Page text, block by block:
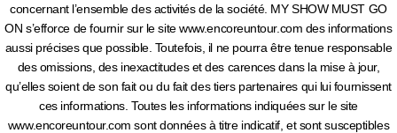
concernant l’ensemble des activités de la société. MY SHOW MUST GO
ON s’efforce de fournir sur le site www.encoreuntour.com des informations
aussi précises que possible. Toutefois, il ne pourra être tenue responsable
des omissions, des inexactitudes et des carences dans la mise à jour,
qu’elles soient de son fait ou du fait des tiers partenaires qui lui fournissent
ces informations. Toutes les informations indiquées sur le site
www.encoreuntour.com sont données à titre indicatif, et sont susceptibles